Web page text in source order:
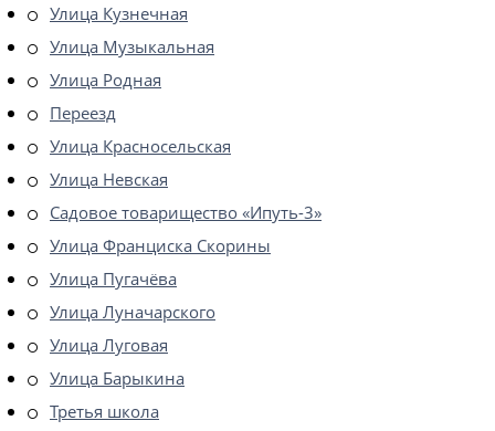
Улица Кузнечная
Улица Музыкальная
Улица Родная
Переезд
Улица Красносельская
Улица Невская
Садовое товарищество «Ипуть-3»
Улица Франциска Скорины
Улица Пугачёва
Улица Луначарского
Улица Луговая
Улица Барыкина
Третья школа